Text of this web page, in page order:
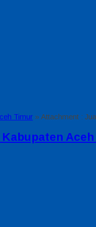
Timur » Attachment :